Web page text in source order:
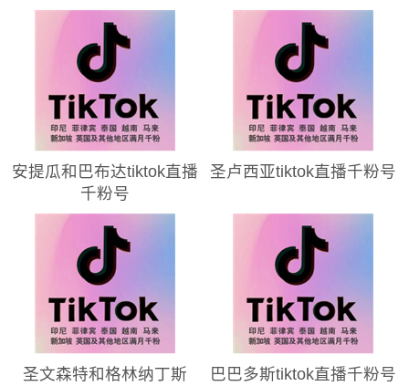
安提瓜和巴布达tiktok直播
千粉号
圣卢西亚tiktok直播千粉号
圣文森特和格林纳丁斯
巴巴多斯tiktok直播千粉号